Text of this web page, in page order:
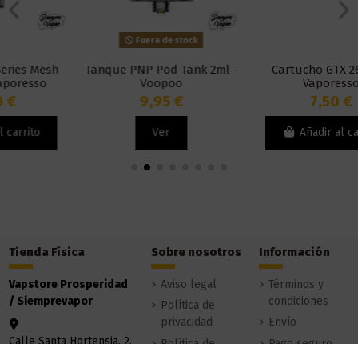
Fuera de stock
Tanque PNP Pod Tank 2ml -
Cartucho GTX 26 2ml -
Añadir al carrito
Tienda Física
Vapstore Prosperidad
/ Siemprevapor
Calle Santa Hortensia, 2,
Sobre nosotros
Aviso legal
Política de
privacidad
Información
Términos y
condiciones
Envío